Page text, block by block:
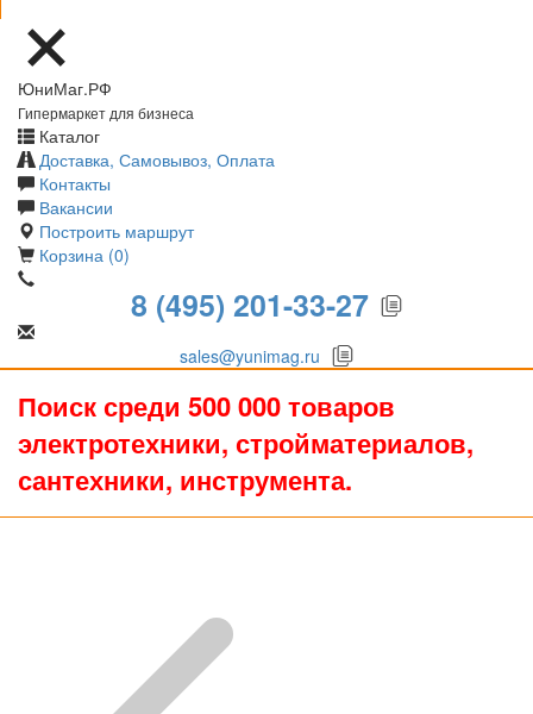
ЮниМаг.РФ
Гипермаркет для бизнеса
Каталог
Доставка, Самовывоз, Оплата
Контакты
Вакансии
Построить маршрут
Корзина (0)
8 (495) 201-33-27
sales@yunimag.ru
Поиск среди 500 000 товаров
электротехники, стройматериалов,
сантехники, инструмента.